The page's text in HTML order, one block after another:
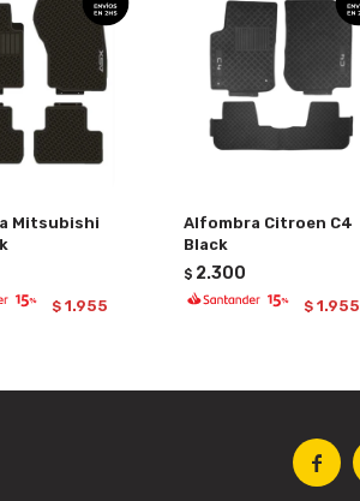
Mitsubishi
$ 1.955
Alfombra Citroen C4
Black
$ 2.300
$ 1.955
